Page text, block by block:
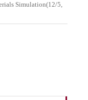
Simulation(12/5,